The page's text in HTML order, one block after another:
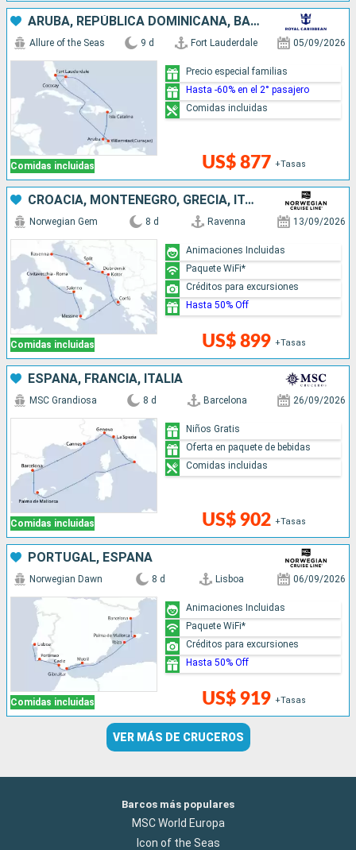
ARUBA, REPÚBLICA DOMINICANA, BAHAMAS, ESTADOS UNIDOS
Comidas incluidas
Allure of the Seas 9 d Fort Lauderdale 05/09/2026
US$ 877 +Tasas
Precio especial familias
Hasta -60% en el 2° pasajero
Comidas incluidas
CROACIA, MONTENEGRO, GRECIA, ITALIA
Comidas incluidas
Norwegian Gem 8 d Ravenna 13/09/2026
US$ 899 +Tasas
Animaciones Incluidas
Paquete WiFi*
Créditos para excursiones
Hasta 50% Off
ESPAÑA, FRANCIA, ITALIA
Comidas incluidas
MSC Grandiosa 8 d Barcelona 26/09/2026
US$ 902 +Tasas
Niños Gratis
Oferta en paquete de bebidas
Comidas incluidas
PORTUGAL, ESPAÑA
Comidas incluidas
Norwegian Dawn 8 d Lisboa 06/09/2026
US$ 919 +Tasas
Animaciones Incluidas
Paquete WiFi*
Créditos para excursiones
Hasta 50% Off
VER MÁS DE CRUCEROS
Barcos más populares
MSC World Europa
Icon of the Seas